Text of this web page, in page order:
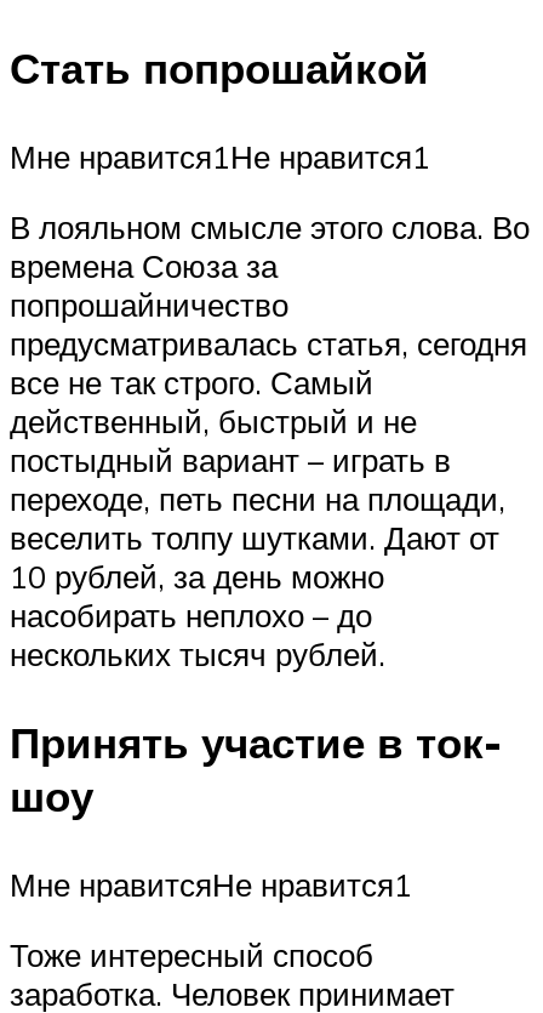
Стать попрошайкой
Мне нравится1Не нравится1
В лояльном смысле этого слова. Во
времена Союза за
попрошайничество
предусматривалась статья, сегодня
все не так строго. Самый
действенный, быстрый и не
постыдный вариант – играть в
переходе, петь песни на площади,
веселить толпу шутками. Дают от
10 рублей, за день можно
насобирать неплохо – до
нескольких тысяч рублей.
Принять участие в ток-
шоу
Мне нравитсяНе нравится1
Тоже интересный способ
заработка. Человек принимает